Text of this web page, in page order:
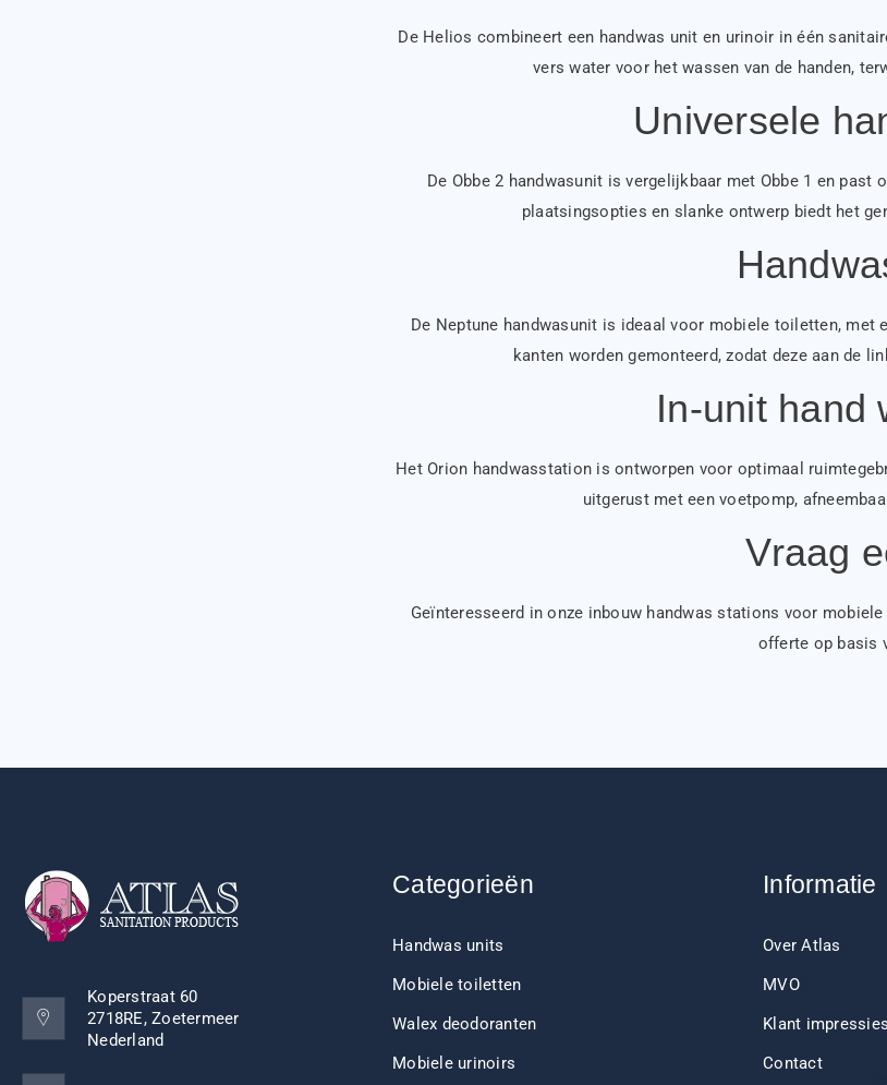
De Helios combineert een handwas unit en urinoir in één
vers water voor het wassen van de handen,
Universele
De Obbe 2 handwasunit is vergelijkbaar met Obbe 1 en
plaatsingsopties en slanke ontwerp biedt het
De Neptune handwasunit is ideaal voor mobiele toiletten,
kanten worden gemonteerd, zodat deze aan de
In-unit hand
Het Orion handwasstation is ontworpen voor optimaal
uitgerust met een voetpomp,
Vraag
Geïnteresseerd in onze inbouw handwas stations voor
offerte op basis
Koperstraat 60
2718RE, Zoetermeer
Nederland
Categorieën
Handwas units
Mobiele toiletten
Walex deodoranten
Mobiele urinoirs
Informatie
Over Atlas
MVO
Klant impressies
Contact